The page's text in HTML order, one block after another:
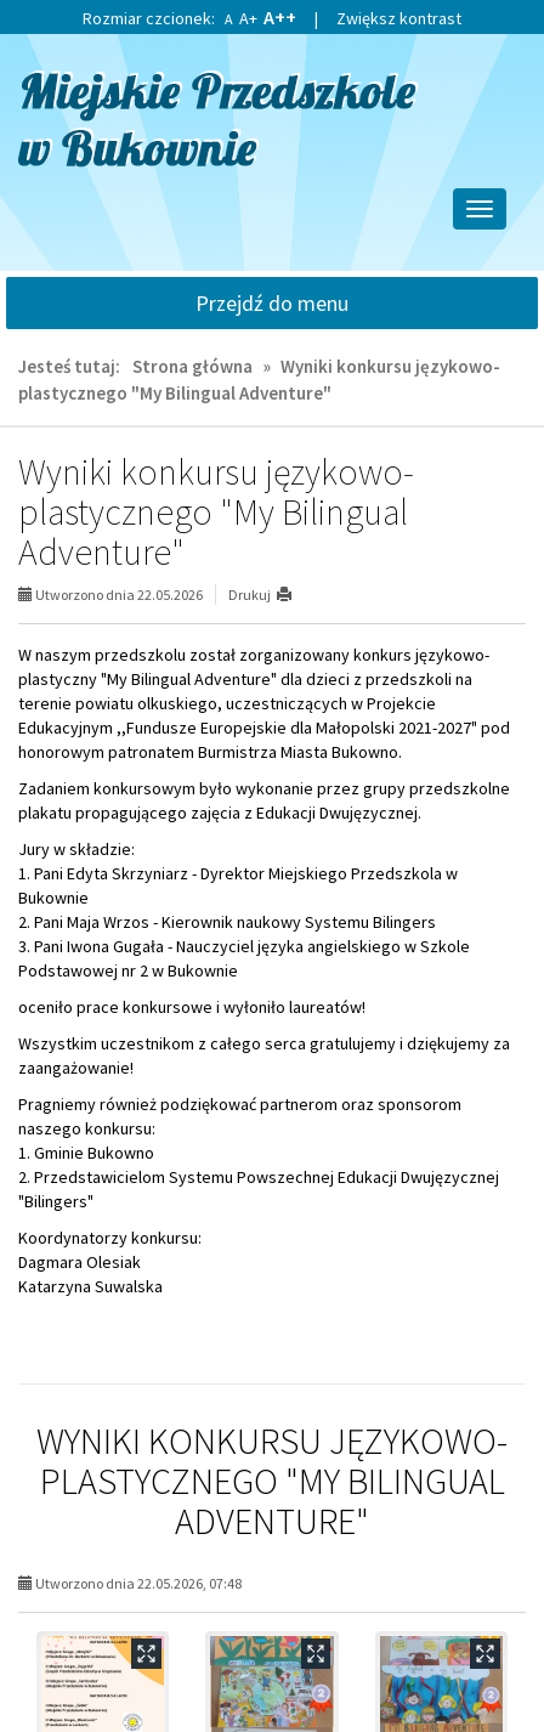
do
głównej
treści
do
wyszukiwarki
Rozmiar czcionek: A A+ A++ | Zwiększ kontrast
Przełącz
Przejdź do menu
Jesteś tutaj: Strona główna » Wyniki konkursu językowo-
plastycznego "My Bilingual Adventure"
Wyniki konkursu językowo-
plastycznego "My Bilingual
Adventure"
Utworzono dnia 22.05.2026 Drukuj
W naszym przedszkolu został zorganizowany konkurs językowo-
plastyczny "My Bilingual Adventure" dla dzieci z przedszkoli na
terenie powiatu olkuskiego, uczestniczących w Projekcie
Edukacyjnym ,,Fundusze Europejskie dla Małopolski 2021-2027" pod
honorowym patronatem Burmistrza Miasta Bukowno.
Zadaniem konkursowym było wykonanie przez grupy przedszkolne
plakatu propagującego zajęcia z Edukacji Dwujęzycznej.
Jury w składzie:
1. Pani Edyta Skrzyniarz - Dyrektor Miejskiego Przedszkola w
Bukownie
2. Pani Maja Wrzos - Kierownik naukowy Systemu Bilingers
3. Pani Iwona Gugała - Nauczyciel języka angielskiego w Szkole
Podstawowej nr 2 w Bukownie
oceniło prace konkursowe i wyłoniło laureatów!
Wszystkim uczestnikom z całego serca gratulujemy i dziękujemy za
zaangażowanie!
Pragniemy również podziękować partnerom oraz sponsorom
naszego konkursu:
1. Gminie Bukowno
2. Przedstawicielom Systemu Powszechnej Edukacji Dwujęzycznej
"Bilingers"
Koordynatorzy konkursu:
Dagmara Olesiak
Katarzyna Suwalska
WYNIKI KONKURSU JĘZYKOWO-
PLASTYCZNEGO "MY BILINGUAL
ADVENTURE"
Utworzono dnia 22.05.2026, 07:48